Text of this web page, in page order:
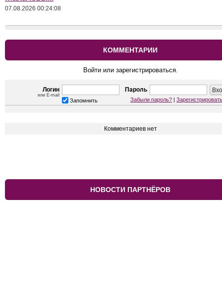
07.08.2026 00:24:08
КОММЕНТАРИИ
Войти или зарегистрироваться.
Логин
или E-mail
Пароль
Запомнить Забыли пароль? |
Комментариев нет
НОВОСТИ ПАРТНЁРОВ